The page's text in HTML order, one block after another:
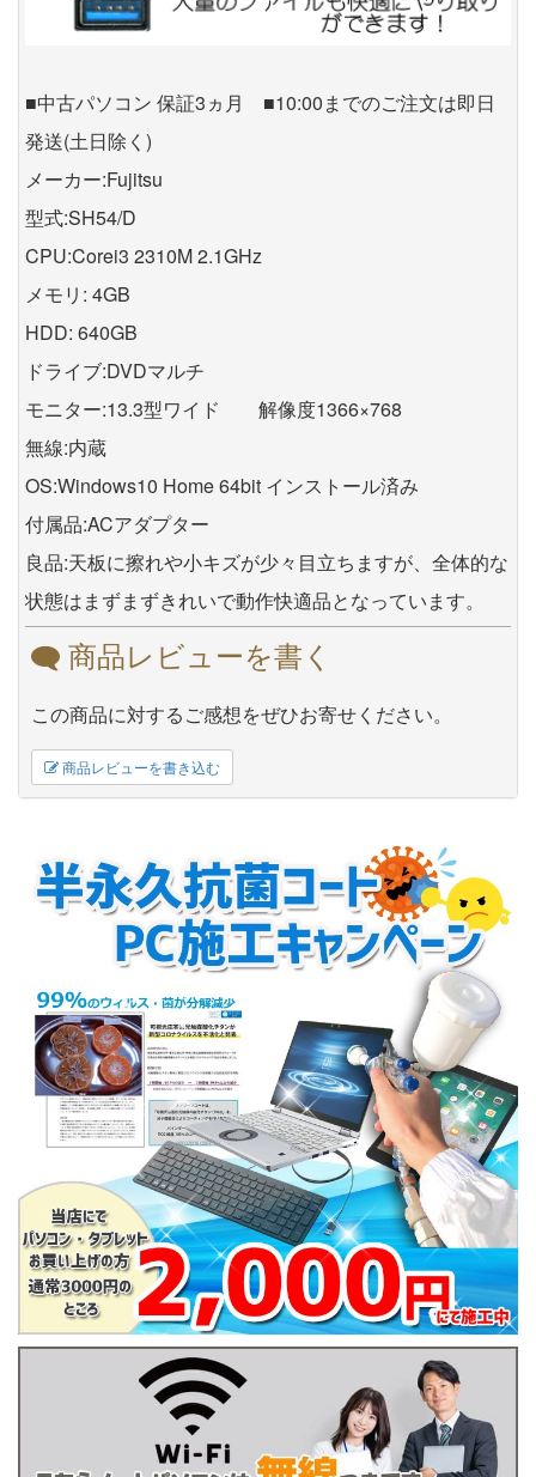
■中古パソコン 保証3ヵ月 ■10:00までのご注文は即日
発送(土日除く)
メーカー:Fujitsu
型式:SH54/D
CPU:Corei3 2310M 2.1GHz
メモリ: 4GB
HDD: 640GB
ドライブ:DVDマルチ
モニター:13.3型ワイド 解像度1366×768
無線:内蔵
OS:Windows10 Home 64bit インストール済み
付属品:ACアダプター
良品:天板に擦れや小キズが少々目立ちますが、全体的な
状態はまずまずきれいで動作快適品となっています。
商品レビューを書く
この商品に対するご感想をぜひお寄せください。
商品レビューを書き込む